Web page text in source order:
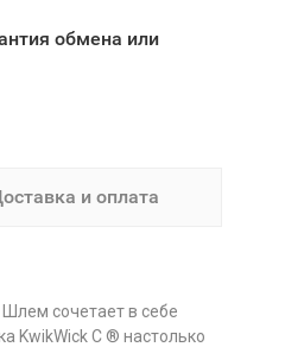
обмена или
и оплата
сочетает в себе
KwikWick C ® настолько